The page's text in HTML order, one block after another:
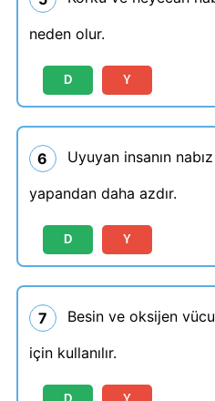
neden olur.
D Y
6
Uyuyan insanın
yapandan daha azdır.
D Y
7
Besin ve oksijen
için kullanılır.